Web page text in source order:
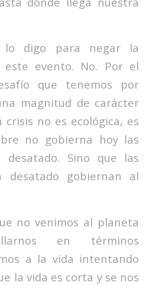
lo digo para negar la
este evento. No. Por el
que tenemos por
magnitud de carácter
crisis no es ecológica, es
no gobierna hoy las
desatado. Sino que las
desatado gobiernan al
no venimos al planeta
en términos
a la vida intentando
la vida es corta y se nos